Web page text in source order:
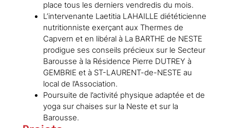
place tous les derniers vendredis du mois.
L’intervenante Laetitia LAHAILLE diététicienne
nutritionniste exerçant aux Thermes de
Capvern et en libéral à La BARTHE de NESTE
prodigue ses conseils précieux sur le Secteur
Barousse à la Résidence Pierre DUTREY à
GEMBRIE et à ST-LAURENT-de-NESTE au
local de l’Association.
Poursuite de l’activité physique adaptée et de
yoga sur chaises sur la Neste et sur la
Barousse.